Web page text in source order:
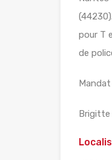
pour T
de
Brigitte